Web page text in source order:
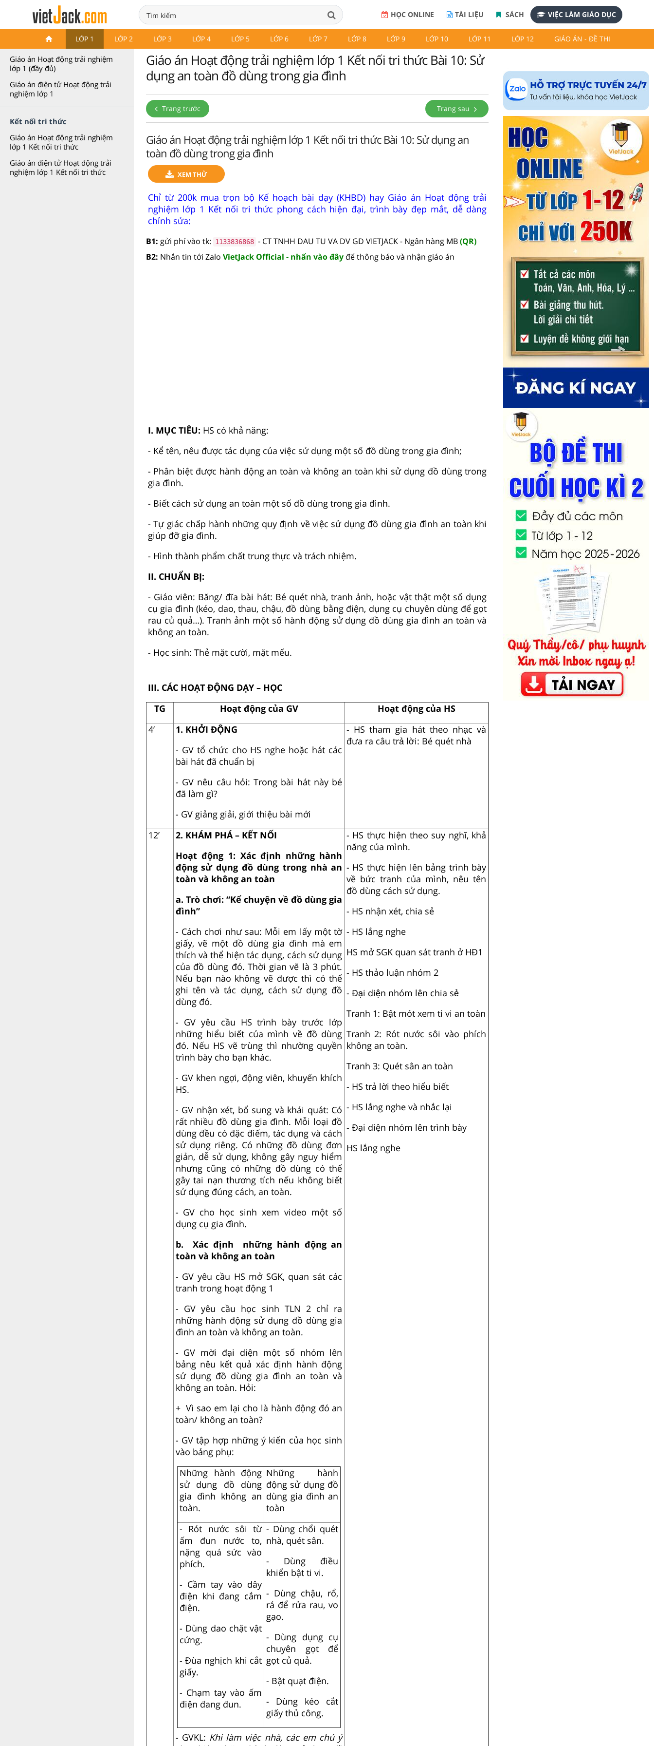
HỌC ONLINE TÀI LIỆU SÁCH VIỆC LÀM GIÁO DỤC
LỚP 1 LỚP 2 LỚP 3 LỚP 4 LỚP 5 LỚP 6 LỚP 7 LỚP 8 LỚP 9 LỚP 10 LỚP 11 LỚP 12 GIÁO ÁN - ĐỀ THI
Giáo án Hoạt động trải nghiệm
Giáo án Hoạt động trải nghiệm
lớp 1 (đầy đủ)
Giáo án điện tử Hoạt động trải
nghiệm lớp 1
Kết nối tri thức
Giáo án Hoạt động trải nghiệm
lớp 1 Kết nối tri thức
Giáo án điện tử Hoạt động trải
nghiệm lớp 1 Kết nối tri thức
Giáo án Hoạt động trải nghiệm lớp 1 Kết nối tri thức Bài 10: Sử
dụng an toàn đồ dùng trong gia đình
Trang trước Trang sau
Giáo án Hoạt động trải nghiệm lớp 1 Kết nối tri thức Bài 10: Sử dụng an
toàn đồ dùng trong gia đình
XEM THỬ
Chỉ từ 200k mua trọn bộ Kế hoạch bài dạy (KHBD) hay Giáo án Hoạt động trải
nghiệm lớp 1 Kết nối tri thức phong cách hiện đại, trình bày đẹp mắt, dễ dàng
chỉnh sửa:
B1: gửi phí vào tk: 1133836868 - CT TNHH DAU TU VA DV GD VIETJACK - Ngân hàng MB(QR)
B2: Nhắn tin tới Zalo VietJack Official - nhấn vào đây để thông báo và nhận giáo án
I. MỤC TIÊU: HS có khả năng:
- Kể tên, nêu được tác dụng của việc sử dụng một số đồ dùng trong gia đình;
- Phân biệt được hành động an toàn và không an toàn khi sử dụng đồ dùng trong
gia đình.
- Biết cách sử dụng an toàn một số đồ dùng trong gia đình.
- Tự giác chấp hành những quy định về việc sử dụng đồ dùng gia đình an toàn khi
giúp đỡ gia đình.
- Hình thành phẩm chất trung thực và trách nhiệm.
II. CHUẨN BỊ:
- Giáo viên: Băng/ đĩa bài hát: Bé quét nhà, tranh ảnh, hoặc vật thật một số dụng
cụ gia đình (kéo, dao, thau, chậu, đồ dùng bằng điện, dụng cụ chuyên dùng để gọt
rau củ quả…). Tranh ảnh một số hành động sử dụng đồ dùng gia đình an toàn và
không an toàn.
- Học sinh: Thẻ mặt cười, mặt mếu.
III. CÁC HOẠT ĐỘNG DẠY – HỌC
TG
Hoạt động của GV
Hoạt động của HS
4’
1. KHỞI ĐỘNG
- GV tổ chức cho HS nghe hoặc hát các
bài hát đã chuẩn bị
- GV nêu câu hỏi:Trong bài hát này bé
đã làm gì?
- GV giảng giải, giới thiệu bài mới
- HS tham gia hát theo nhạc và
đưa ra câu trả lời: Bé quét nhà
12’
2. KHÁM PHÁ – KẾT NỐI
Hoạt động 1: Xác định những hành
động sử dụng đồ dùng trong nhà an
toàn và không an toàn
a. Trò chơi: “Kể chuyện về đồ dùng gia
đình”
- Cách chơi như sau: Mỗi em lấy một tờ
giấy, vẽ một đồ dùng gia đình mà em
thích và thể hiện tác dụng, cách sử dụng
của đồ dùng đó. Thời gian vẽ là 3 phút.
Nếu bạn nào không vẽ được thì có thể
ghi tên và tác dụng, cách sử dụng đồ
dùng đó.
- GV yêu cầu HS trình bày trước lớp
những hiểu biết của mình về đồ dùng
đó. Nếu HS vẽ trùng thì nhường quyền
trình bày cho bạn khác.
- GV khen ngợi, động viên, khuyến khích
HS.
- GV nhận xét, bổ sung và khái quát: Có
rất nhiều đồ dùng gia đình. Mỗi loại đồ
dùng đều có đặc điểm, tác dụng và cách
sử dụng riêng. Có những đồ dùng đơn
giản, dễ sử dụng, không gây nguy hiểm
nhưng cũng có những đồ dùng có thể
gây tai nạn thương tích nếu không biết
sử dụng đúng cách, an toàn.
- GV cho học sinh xem video một số
dụng cụ gia đình.
b.
Xác định những hành động an
toàn và không an toàn
- GV yêu cầu HS mở SGK, quan sát các
tranh trong hoạt động 1
- GV yêu cầu học sinh TLN 2 chỉ ra
những hành động sử dụng đồ dùng gia
đình an toàn và không an toàn.
- GV mời đại diện một số nhóm lên
bảng nêu kết quả xác định hành động
sử dụng đồ dùng gia đình an toàn và
không an toàn. Hỏi:
+ Vì sao em lại cho là hành động đó an
toàn/ không an toàn?
- GV tập hợp những ý kiến của học sinh
vào bảng phụ:
Những hành động
sử dụng đồ dùng
gia đình không an
toàn.
Những hành
động sử dụng đồ
dùng gia đình an
toàn
- Rót nước sôi từ
ấm đun nước to,
nặng quá sức vào
phích.
- Cầm tay vào dây
điện khi đang cắm
điện.
- Dùng dao chặt vật
cứng.
- Đùa nghịch khi cắt
giấy.
- Chạm tay vào ấm
điện đang đun.
- Dùng chổi quét
nhà, quét sân.
- Dùng điều
khiển bật ti vi.
- Dùng chậu, rổ,
rá để rửa rau, vo
gạo.
- Dùng dụng cụ
chuyên gọt để
gọt củ quả.
- Bật quạt điện.
- Dùng kéo cắt
giấy thủ công.
- GVKL: Khi làm việc nhà, các em chú ý
- HS thực hiện theo suy nghĩ, khả
năng của mình.
- HS thực hiện lên bảng trình bày
về bức tranh của mình, nêu tên
đồ dùng cách sử dụng.
- HS nhận xét, chia sẻ
- HS lắng nghe
HS mở SGK quan sát tranh ở HĐ1
- HS thảo luận nhóm 2
- Đại diện nhóm lên chia sẻ
Tranh 1: Bật mót xem ti vi an toàn
Tranh 2: Rót nước sôi vào phích
không an toàn.
Tranh 3: Quét sân an toàn
- HS trả lời theo hiểu biết
- HS lắng nghe và nhắc lại
- Đại diện nhóm lên trình bày
HS lắng nghe